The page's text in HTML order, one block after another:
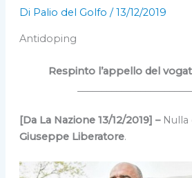
Di Palio del Golfo /13/12/2019
Antidoping
Respinto l’appello del
[Da La Nazione 13/12/2019] –
Giuseppe Liberatore.